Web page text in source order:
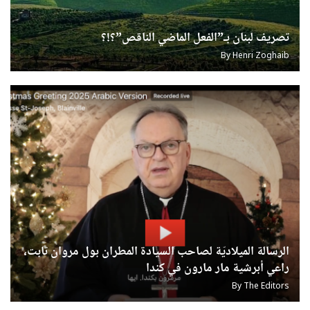
تصريف لبنان بـ”الفعل الماضي الناقص”؟!؟
ByHenri Zoghaib
الرسالة الميلاديّة لصاحب السيادة المطران بول مروان تابت،
راعي أبرشية مار مارون في كندا
ByThe Editors
U0633U0627U062EU0646